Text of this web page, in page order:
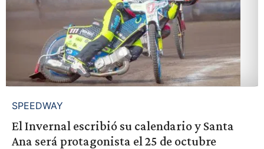
SPEEDWAY
El Invernal escribió su calendario y Santa
Ana será protagonista el 25 de octubre